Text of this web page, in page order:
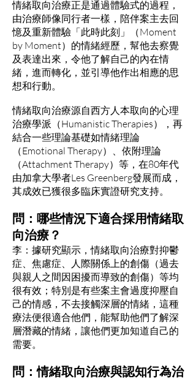
情緒取向治療正是通過體驗式的過程，
由治療師像同行者一樣，陪伴案主去回
憶及重新體驗「此時此刻」（Moment
by Moment）的情緒經歷，幫他去察覺
及表達出來，令他了解自己的內在情
緒，進而轉化，並引導他作出相應的思
想和行動。
情緒取向治療源自西方人本取向的心理
治療學派（Humanistic Therapies），再
結合一些理論基礎如情緒理論
（Emotional Therapy）、依附理論
（Attachment Therapy）等，在80年代
由加拿大學者Les Greenberg發展而成，
其成效已獲很多臨床實證研究支持。
問：哪些情況下適合採用情緒取
向治療？
李：據研究顯示，情緒取向治療對抑鬱
症、焦慮症、人際關係上的創傷（過去
與親人之間因困擾而導致的創傷）等均
很有效；特別是有些案主會過度抑壓自
己的情感，不去接觸深層的情緒，這種
療法便很適合他們，能幫助他們了解深
層潛藏的情緒，讓他們更加知道自己的
需要。
問：情緒取向治療與認知行為治